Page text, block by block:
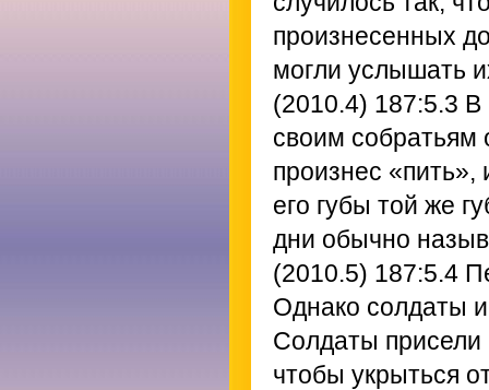
произнесенных
могли услышать
(2010.4) 187:5.3 В
своим собратьям
произнес «пить»,
его губы той же
дни обычно
(2010.5) 187:5.4
Однако солдаты
Солдаты присели
чтобы укрыться